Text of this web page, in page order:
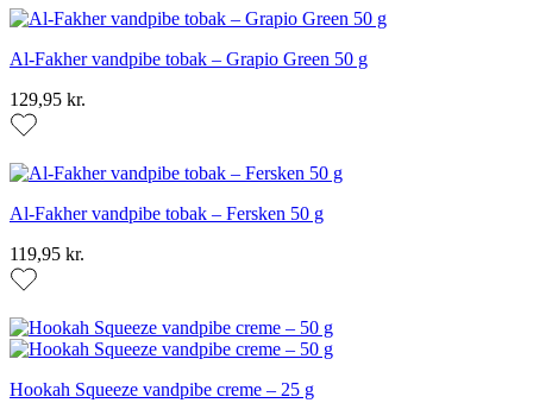
Al-Fakher vandpibe tobak – Grapio Green 50 g
129,95 kr.
Al-Fakher vandpibe tobak – Fersken 50 g
119,95 kr.
Hookah Squeeze vandpibe creme – 25 g